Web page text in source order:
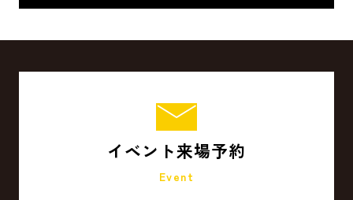
イベント来場予約
Event